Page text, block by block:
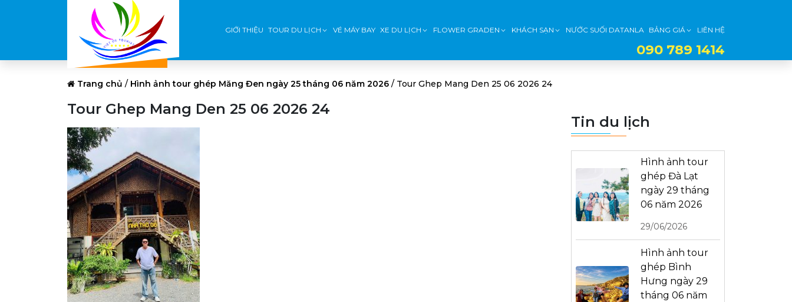
GIỚI THIỆU TOUR DU LỊCH VÉ MÁY BAY XE DU LỊCH FLOWER GRADEN KHÁCH SẠN NƯỚC SUỐI DATANLA BẢNG GIÁ LIÊN HỆ
090 789 1414
Trang chủ / Hình ảnh tour ghép Măng Đen ngày 25 tháng 06 năm 2026 / Tour Ghep Mang Den 25 06 2026 24
Tour Ghep Mang Den 25 06 2026 24
Tin du lịch
Hình ảnh tour
ghép Đà Lạt
ngày 29 tháng
06 năm 2026
29/06/2026
Hình ảnh tour
ghép Bình
Hưng ngày 29
tháng 06 năm